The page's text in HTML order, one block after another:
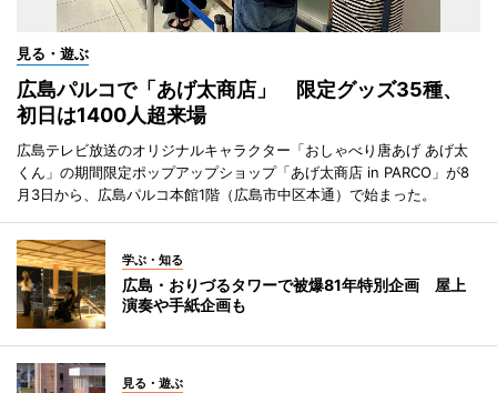
見る・遊ぶ
広島パルコで「あげ太商店」 限定グッズ35種、
初日は1400人超来場
広島テレビ放送のオリジナルキャラクター「おしゃべり唐あげ あげ太
くん」の期間限定ポップアップショップ「あげ太商店 in PARCO」が8
月3日から、広島パルコ本館1階（広島市中区本通）で始まった。
学ぶ・知る
広島・おりづるタワーで被爆81年特別企画 屋上
演奏や手紙企画も
見る・遊ぶ